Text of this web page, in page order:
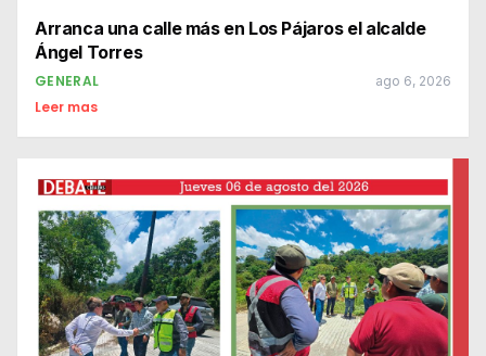
Arranca una calle más en Los Pájaros el alcalde
Ángel Torres
GENERAL ago 6, 2026
Leer mas